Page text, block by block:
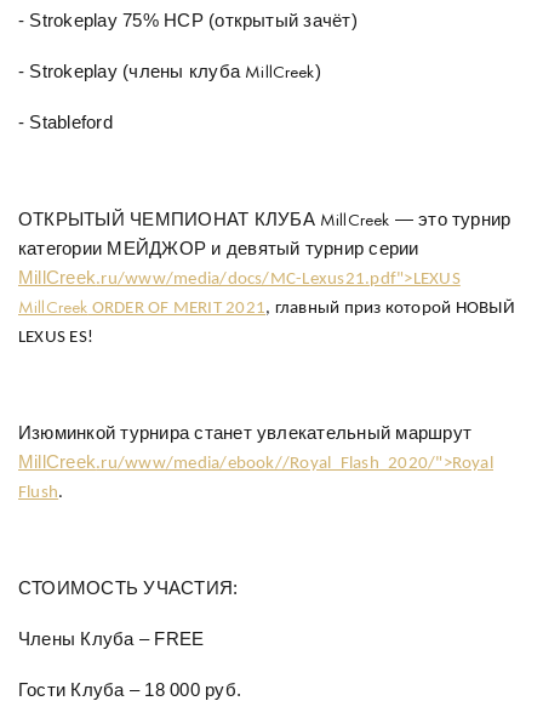
- Strokeplay 75% HCP (открытый зачёт)
- Strokeplay (члены клуба MillCreek)
- Stableford
ОТКРЫТЫЙ ЧЕМПИОНАТ КЛУБА MillCreek — это турнир
категории МЕЙДЖОР и девятый турнир серии
MillCreek.ru/www/media/docs/MC-Lexus21.pdf">LEXUS
MillCreek ORDER OF MERIT 2021, главный приз которой НОВЫЙ
LEXUS ES!
Изюминкой турнира станет увлекательный маршрут
MillCreek.ru/www/media/ebook//Royal_Flash_2020/">Royal
Flush.
СТОИМОСТЬ УЧАСТИЯ:
Члены Клуба – FREE
Гости Клуба – 18 000 руб.